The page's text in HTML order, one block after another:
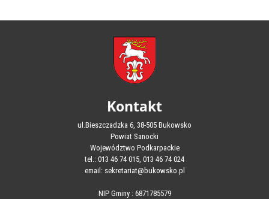
Kontakt
ul.Bieszczadzka 6, 38-505 Bukowsko
Powiat Sanocki
Województwo Podkarpackie
tel.: 013 46 74 015, 013 46 74 024
email: sekretariat@bukowsko.pl
NIP Gminy : 6871785579